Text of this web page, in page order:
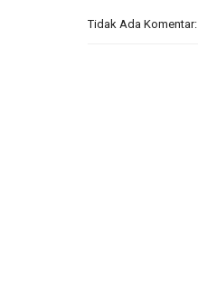
Tidak Ada Komentar: